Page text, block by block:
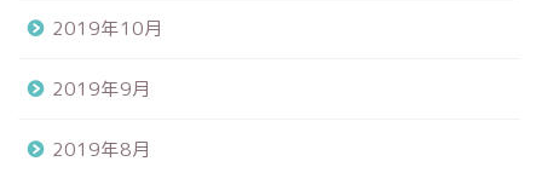
2019年10月
2019年9月
2019年8月